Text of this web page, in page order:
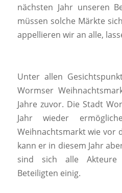
nächsten Jahr unseren
müssen solche Märkte
appellieren wir an alle,
Unter allen
Wormser
Jahre zuvor. Die Stadt
Jahr wieder
Weihnachtsmarkt wie vor
kann er in diesem Jahr
sind sich alle
Beteiligten einig.